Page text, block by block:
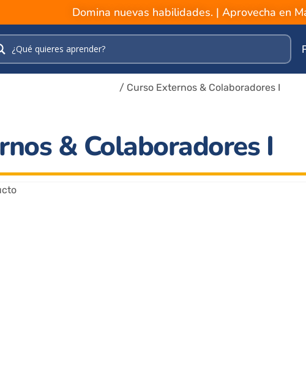
Domina nuevas habilidades. | Aprovecha en
/ Curso Externos & Colaboradores I
& Colaboradores I